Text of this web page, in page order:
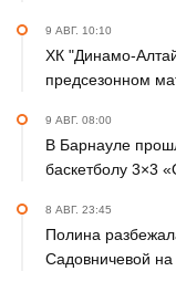
9 АВГ. 10:10
ХК "Динамо-
предсезонном
9 АВГ. 08:00
В Барнауле
баскетболу 3×3
8 АВГ. 23:45
Полина
Садовничевой